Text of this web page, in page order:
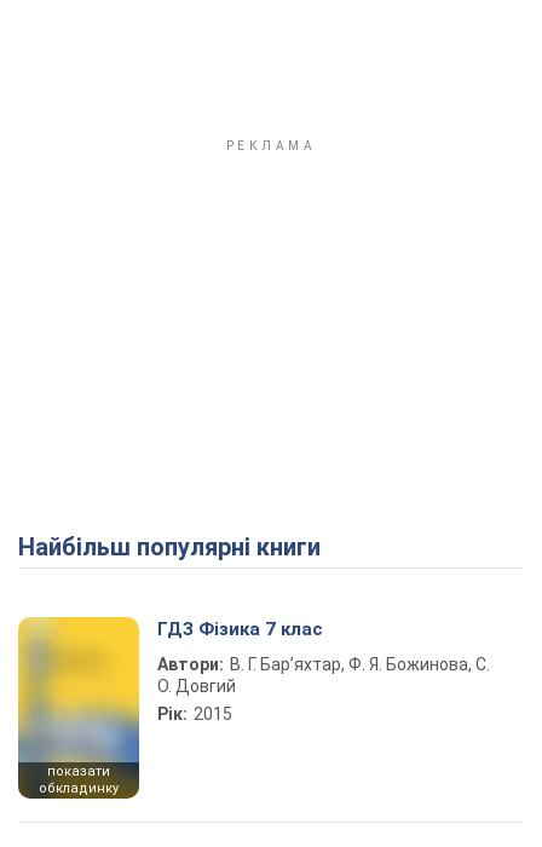
Найбільш популярні книги
показати
обкладинку
ГДЗ Фізика 7 клас
Автори: В. Г. Бар’яхтар, Ф. Я. Божинова, С.
О. Довгий
Рік: 2015